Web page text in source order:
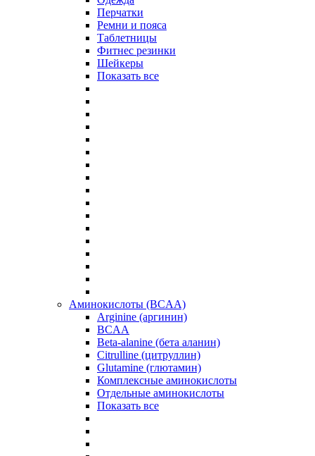
Перчатки
Ремни и пояса
Таблетницы
Фитнес резинки
Шейкеры
Показать все
Аминокислоты (BCAA)
Arginine (аргинин)
BCAA
Beta-alanine (бета аланин)
Citrulline (цитруллин)
Glutamine (глютамин)
Комплексные аминокислоты
Отдельные аминокислоты
Показать все